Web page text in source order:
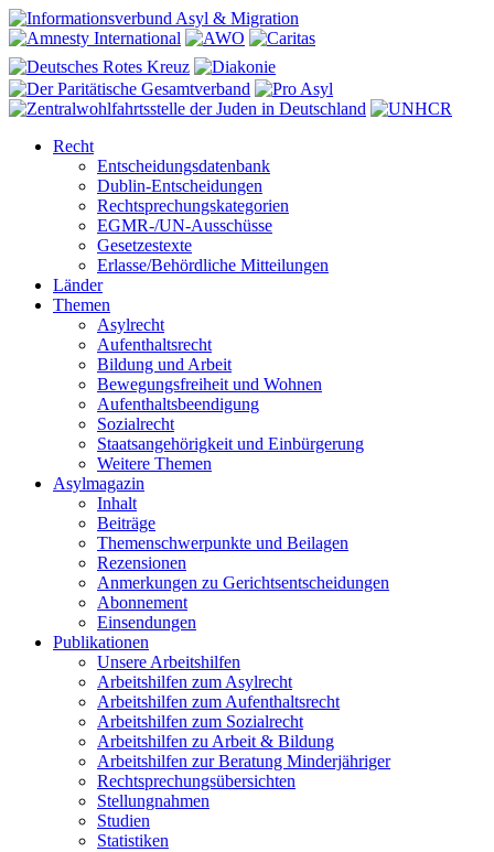
Recht
Entscheidungsdatenbank
Dublin-Entscheidungen
Rechtsprechungskategorien
EGMR-/UN-Ausschüsse
Gesetzestexte
Erlasse/Behördliche Mitteilungen
Länder
Themen
Asylrecht
Aufenthaltsrecht
Bildung und Arbeit
Bewegungsfreiheit und Wohnen
Aufenthaltsbeendigung
Sozialrecht
Staatsangehörigkeit und Einbürgerung
Weitere Themen
Asylmagazin
Inhalt
Beiträge
Themenschwerpunkte und Beilagen
Rezensionen
Anmerkungen zu Gerichtsentscheidungen
Abonnement
Einsendungen
Publikationen
Unsere Arbeitshilfen
Arbeitshilfen zum Asylrecht
Arbeitshilfen zum Aufenthaltsrecht
Arbeitshilfen zum Sozialrecht
Arbeitshilfen zu Arbeit & Bildung
Arbeitshilfen zur Beratung Minderjähriger
Rechtsprechungsübersichten
Stellungnahmen
Studien
Statistiken